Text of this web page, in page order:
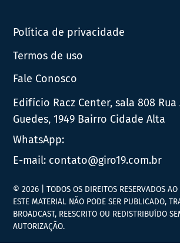
Política de privacidade
Termos de uso
Fale Conosco
Edifício Racz Center, sala 808
Guedes, 1949 Bairro Cidade Alta
WhatsApp:
E-mail: contato@giro19.com.br
© 2026 | TODOS OS DIREITOS RESERVADOS AO
ESTE MATERIAL NÃO PODE SER PUBLICADO,
BROADCAST, REESCRITO OU REDISTRIBUÍDO
AUTORIZAÇÃO.